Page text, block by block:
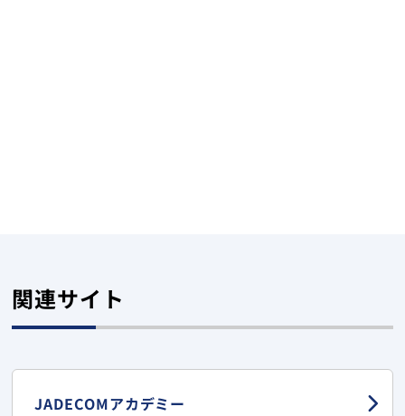
関連サイト
JADECOMアカデミー